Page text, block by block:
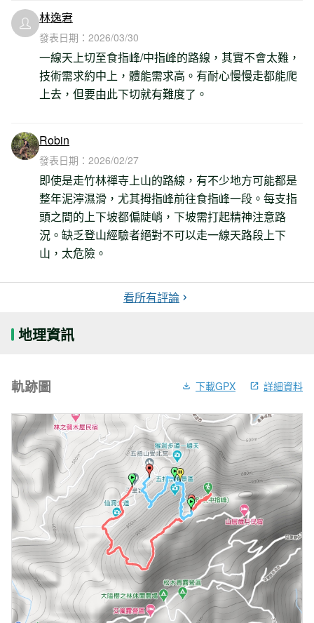
林逸宭
發表日期： 2026/03/30
一線天上切至食指峰/中指峰的路線，其實不會太難，
技術需求約中上，體能需求高。有耐心慢慢走都能爬
上去，但要由此下切就有難度了。
Robin
發表日期： 2026/02/27
即使是走竹林禪寺上山的路線，有不少地方可能都是
整年泥濘濕滑，尤其拇指峰前往食指峰一段。每支指
頭之間的上下坡都偏陡峭，下坡需打起精神注意路
況。缺乏登山經驗者絕對不可以走一線天路段上下
山，太危險。
看所有評論
地理資訊
軌跡圖 下載GPX 詳細資料